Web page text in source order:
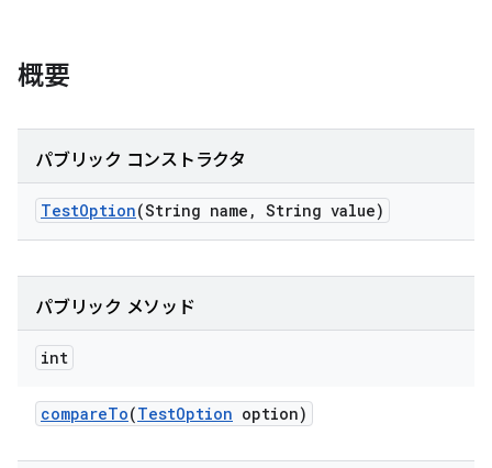
概要
パブリック コンストラクタ
TestOption(String name , String value)
パブリック メソッド
int
compareTo(TestOption option)